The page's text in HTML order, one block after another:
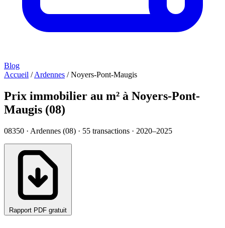
Blog
Accueil / Ardennes / Noyers-Pont-Maugis
Prix immobilier au m² à Noyers-Pont-
Maugis (08)
08350 · Ardennes (08) · 55 transactions · 2020–2025
Rapport PDF gratuit